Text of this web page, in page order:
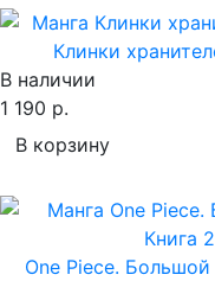
Клинки
В наличии
1 190 р.
В корзину
One Piece.